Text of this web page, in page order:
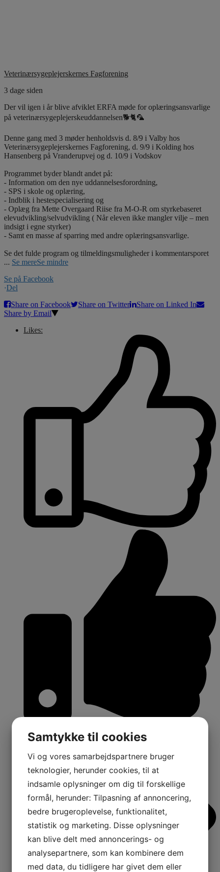
Veterinærsygeplejerskernes Fagforening
3 dage siden
Der vil igen i år blive afviklet ERFA møde for oplæringsansvarlige
på veterinærsygeplejerskeuddannelsen🐕🐈🦜
Denne gang med 3 møder henholdsvis d. 8/9 i Valby hos
Veterinærsygeplejerskernes Fagforening, d. 9/9 i Kolding hos
Hansenberg på Vranderupvej og d. 10/9 i Vodskov
Programmet byder blandt andet på:
- Information om den nye uddannelsesforordning,
- SPS i skole og oplæring,
- Indblik i hestespecialisering og
- Oplæg fra Mette Overgaard Riise fra M-O-R om styrkebaseret
elevudvikling/selvudvikling ( Når eleven ikke mangler vilje – men
indsigt i egne styrker)
- Samt en masse af sparring med andre oplæringsansvarlige.
Se det fulde program og tilmeldingsmuligheder i kommentarsporet
... Se mereSe mindre
Se på Facebook
·Del
Share on Facebook
Share on Twitter
Share on Linked In
Share by Email
Likes:
Shares:
Samtykke til cookies
Vi og vores samarbejdspartnere bruger
teknologier, herunder cookies, til at
indsamle oplysninger om dig til forskellige
formål, herunder: Tilpasning af annoncering,
bedre brugeroplevelse, funktionalitet,
statistik og marketing. Disse oplysninger
kan blive delt med annoncerings- og
analysepartnere, som kan kombinere dem
med data, du tidligere har givet dem eller